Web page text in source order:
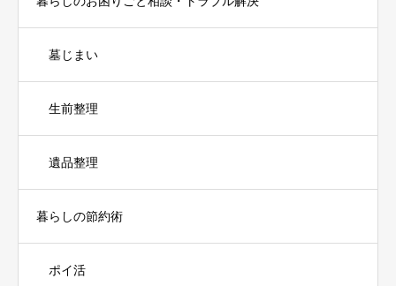
墓じまい
生前整理
遺品整理
暮らしの節約術
ポイ活